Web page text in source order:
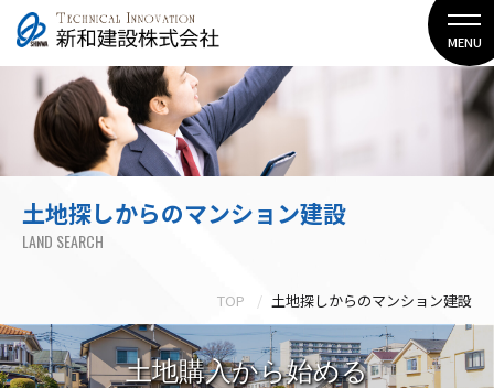
MENU
土地探しからのマンション建設
LAND SEARCH
TOP 土地探しからのマンション建設
土地購入から始める